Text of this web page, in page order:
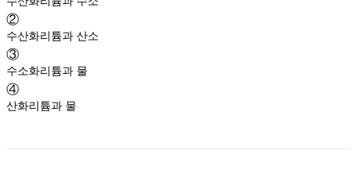
②
수산화리튬과 산소
③
수소화리튬과 물
④
산화리튬과 물